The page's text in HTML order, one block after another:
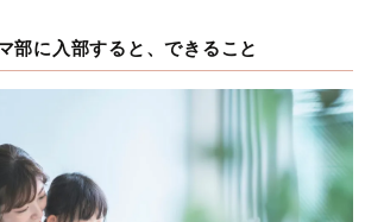
部に入部すると、できること